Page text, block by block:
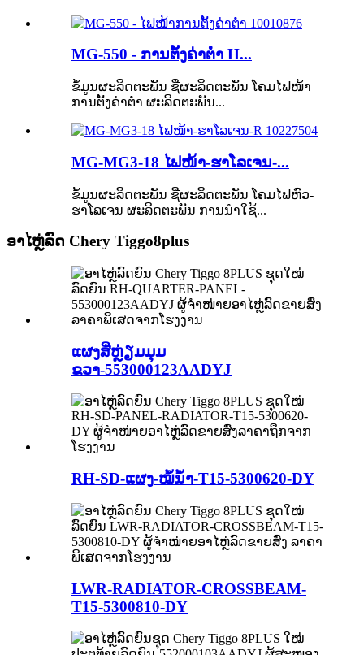
MG-550 - ການຕັ້ງຄ່າຕ່ຳ H...
ຂໍ້ມູນຜະລິດຕະພັນ ຊື່ຜະລິດຕະພັນ ໂຄມໄຟໜ້າ
ການຕັ້ງຄ່າຕ່ຳ ຜະລິດຕະພັນ...
MG-MG3-18 ໄຟໜ້າ-ຮາໂລເຈນ-...
ຂໍ້ມູນຜະລິດຕະພັນ ຊື່ຜະລິດຕະພັນ ໂຄມໄຟຫົວ-
ຮາໂລເຈນ ຜະລິດຕະພັນ ການນຳໃຊ້...
ອາໄຫຼ່ລົດ Chery Tiggo8plus
ແຜງສີ່ຫຼ່ຽມມຸມ
ຂວາ-553000123AADYJ
RH-SD-ແຜງ-ໝໍ້ນ້ຳ-T15-5300620-DY
LWR-RADIATOR-CROSSBEAM-
T15-5300810-DY